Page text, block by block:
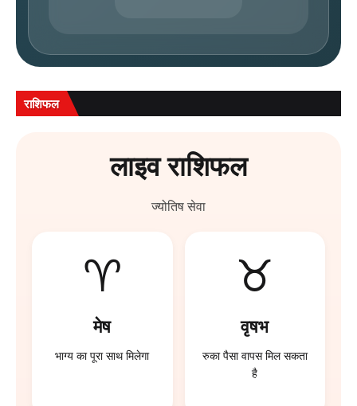
राशिफल
लाइव राशिफल
ज्योतिष सेवा
♈
मेष
भाग्य का पूरा साथ मिलेगा
♉
वृषभ
रुका पैसा वापस मिल सकता
है